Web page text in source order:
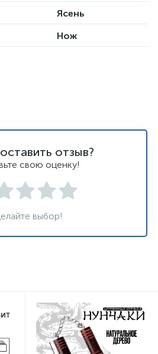
Ясень
Нож
отзыв?
свою оценку!
выбор!